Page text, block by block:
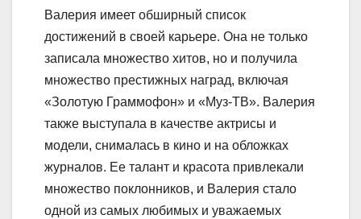
Валерия имеет обширный список
достижений в своей карьере. Она не только
записала множество хитов, но и получила
множество престижных наград, включая
«Золотую Граммофон» и «Муз-ТВ». Валерия
также выступала в качестве актрисы и
модели, снималась в кино и на обложках
журналов. Ее талант и красота привлекали
множество поклонников, и Валерия стало
одной из самых любимых и уважаемых